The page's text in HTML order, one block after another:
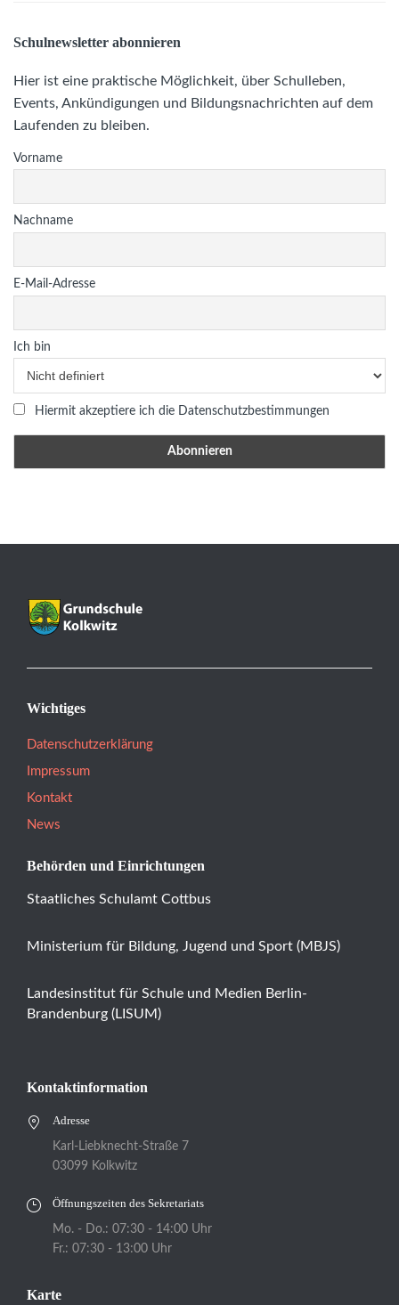
Schulnewsletter abonnieren
Hier ist eine praktische Möglichkeit, über Schulleben,
Events, Ankündigungen und Bildungsnachrichten auf dem
Laufenden zu bleiben.
Vorname
Nachname
E-Mail-Adresse
Ich bin
Hiermit akzeptiere ich die Datenschutzbestimmungen
Wichtiges
Datenschutzerklärung
Impressum
Kontakt
News
Behörden und Einrichtungen
Staatliches Schulamt Cottbus
Ministerium für Bildung, Jugend und Sport (MBJS)
Landesinstitut für Schule und Medien Berlin-
Brandenburg (LISUM)
Kontaktinformation
Adresse
Karl-Liebknecht-Straße 7
03099 Kolkwitz
Öffnungszeiten des Sekretariats
Mo. - Do.: 07:30 - 14:00 Uhr
Fr.: 07:30 - 13:00 Uhr
Karte